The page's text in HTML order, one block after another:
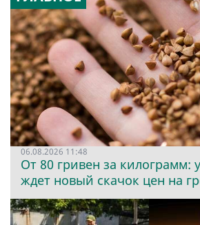
06.08.2026 11:48
От 80 гривен за килограмм:
ждет новый скачок цен на